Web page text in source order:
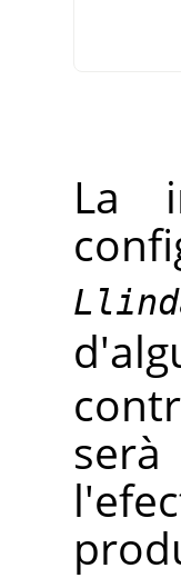
La